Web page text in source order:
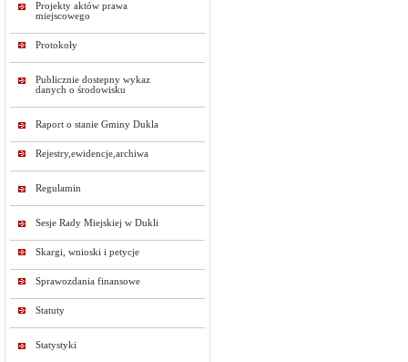
Projekty aktów prawa
miejscowego
Protokoły
Publicznie dostepny wykaz
danych o środowisku
Raport o stanie Gminy Dukla
Rejestry,ewidencje,archiwa
Regulamin
Sesje Rady Miejskiej w Dukli
Skargi, wnioski i petycje
Sprawozdania finansowe
Statuty
Statystyki